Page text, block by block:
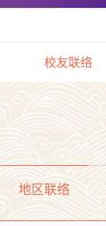
校友联络
地区联络